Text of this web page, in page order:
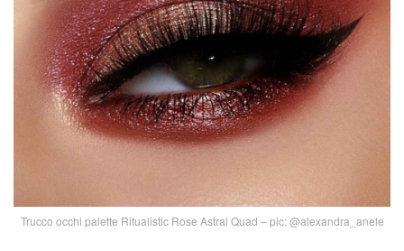
Trucco occhi palette Ritualistic Rose Astral Quad – pic: @alexandra_anele